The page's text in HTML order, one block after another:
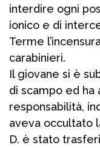
interdire ogni
ionico e di
Terme
carabinieri.
Il giovane si è
di scampo ed
responsabilità,
aveva occultato
D. è stato